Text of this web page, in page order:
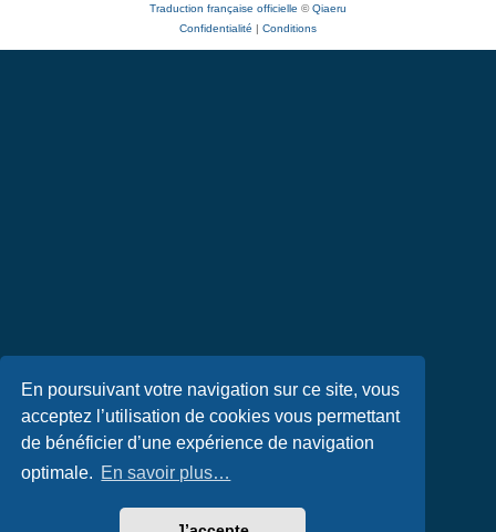
En poursuivant votre navigation sur ce site, vous
acceptez l’utilisation de cookies vous permettant
de bénéficier d’une expérience de navigation
optimale. En savoir plus…
Traduction française officielle ©Qiaeru
Confidentialité
Conditions